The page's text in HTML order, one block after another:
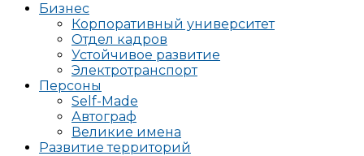
Бизнес
Корпоративный университет
Отдел кадров
Устойчивое развитие
Электротранспорт
Персоны
Self-Made
Автограф
Великие имена
Развитие территорий